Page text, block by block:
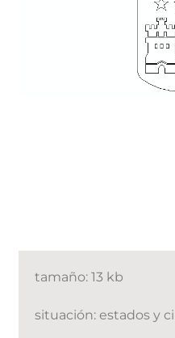
tamaño: 13 kb
situación: estados y